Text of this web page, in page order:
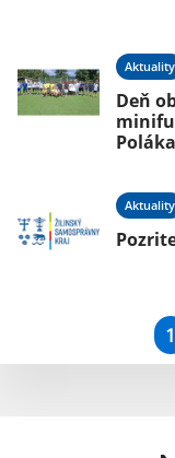
Aktuality
Deň
Poláka
Aktuality
1